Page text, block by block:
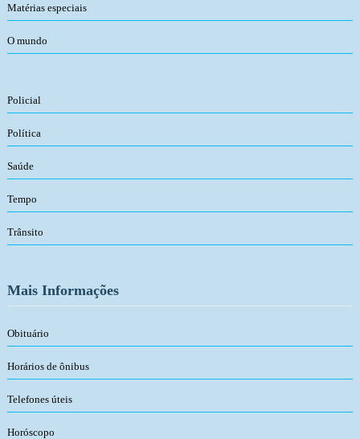
Matérias especiais
O mundo
Policial
Política
Saúde
Tempo
Trânsito
Mais Informações
Obituário
Horários de ônibus
Telefones úteis
Horóscopo